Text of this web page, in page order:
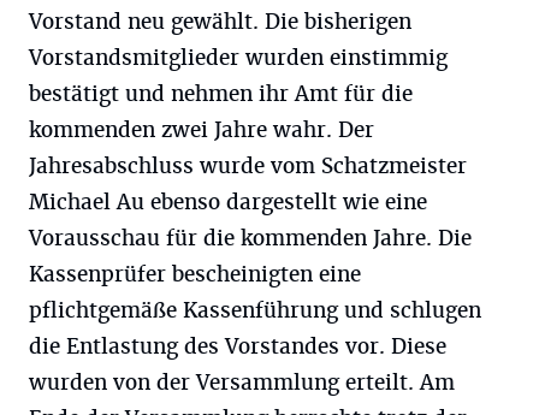
Vorstand neu gewählt. Die bisherigen
Vorstandsmitglieder wurden einstimmig
bestätigt und nehmen ihr Amt für die
kommenden zwei Jahre wahr. Der
Jahresabschluss wurde vom Schatzmeister
Michael Au ebenso dargestellt wie eine
Vorausschau für die kommenden Jahre. Die
Kassenprüfer bescheinigten eine
pflichtgemäße Kassenführung und schlugen
die Entlastung des Vorstandes vor. Diese
wurden von der Versammlung erteilt. Am